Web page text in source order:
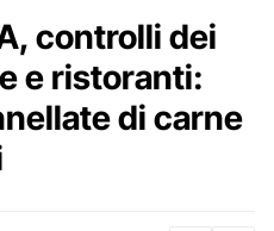
controlli dei
e ristoranti:
di carne